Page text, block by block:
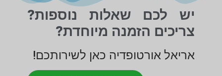
יש לכם שאלות נוספות?
צריכים הזמנה מיוחדת?
אריאל אורטופדיה כאן לשירותכם!